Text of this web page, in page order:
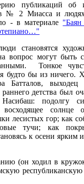
публикаций об
№ 2 Миасса и
- в материале
становятся
вопрос могут быть
Тонкое
будто бы из ничего.
Батталов, выходец
детства был
подолгу
солнце
лесистых гор; как
тучи; как
к осени
(он ходил в